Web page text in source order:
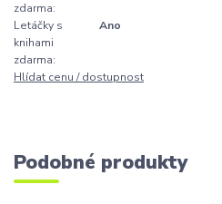
zdarma:
Letáčky s
knihami
zdarma:
Ano
Hlídat cenu / dostupnost
Podobné produkty